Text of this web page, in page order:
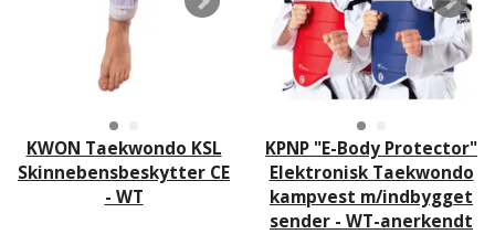
KWON Taekwondo KSL
Skinnebensbeskytter CE
- WT
KPNP "E-Body Protector"
Elektronisk Taekwondo
kampvest m/indbygget
sender - WT-anerkendt